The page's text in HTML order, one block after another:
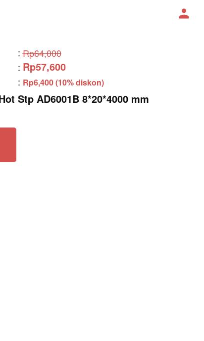
: Rp64,000
: Rp57,600
: Rp6,400 (10% diskon)
Stp AD6001B 8*20*4000 mm